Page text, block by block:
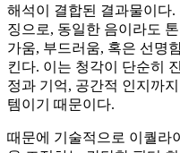
해석이 결합된 결과물이다
징으로, 동일한 음이라도
가움, 부드러움, 혹은 선명
킨다. 이는 청각이 단순히
정과 기억, 공간적 인지까
템이기 때문이다.
때문에 기술적으로 이퀄라